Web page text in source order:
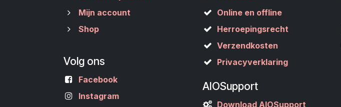
Mijn account
Shop
Online en offline
Herroepingsrecht
Verzendkosten
Privacyverklaring
Volg ons
Facebook
Instagram
AIOSupport
Download AIOSupport